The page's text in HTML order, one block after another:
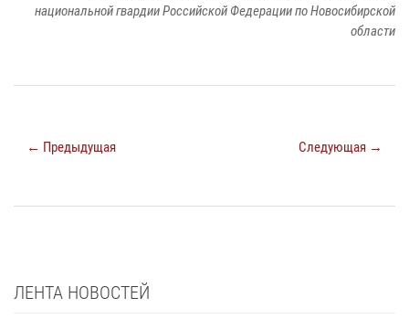
национальной гвардии Российской Федерации по Новосибирской
области
← Предыдущая Следующая →
ЛЕНТА НОВОСТЕЙ